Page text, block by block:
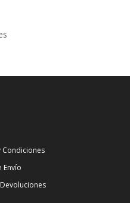
Condiciones
Envío